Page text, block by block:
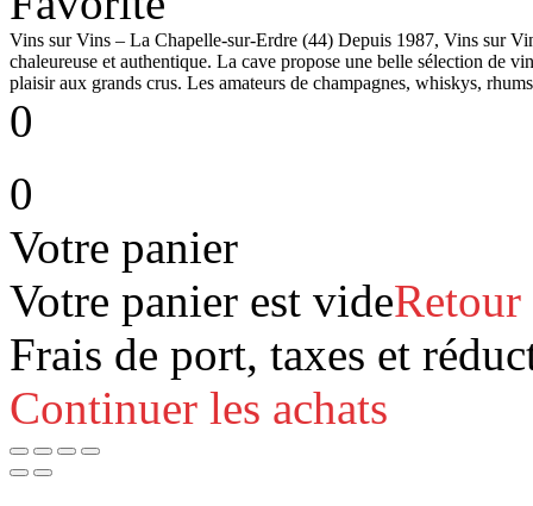
Vins sur Vins – La Chapelle-sur-Erdre (44) Depuis 1987, Vins sur
chaleureuse et authentique. La cave propose une belle sélection de
plaisir aux grands crus. Les amateurs de champagnes, whiskys,
0
0
Votre panier
Votre panier est vide
Frais de port, taxes et
Continuer les achats